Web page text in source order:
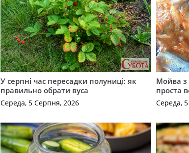
У серпні час пересадки полуниці: як
правильно обрати вуса
Середа, 5 Серпня, 2026
Мойва з
проста
Середа,